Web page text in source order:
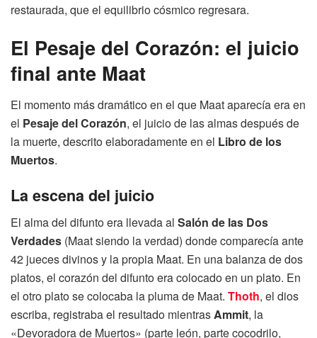
restaurada, que el equilibrio cósmico regresara.
El Pesaje del Corazón: el juicio
final ante Maat
El momento más dramático en el que Maat aparecía era en
el Pesaje del Corazón, el juicio de las almas después de
la muerte, descrito elaboradamente en el Libro de los
Muertos.
La escena del juicio
El alma del difunto era llevada al Salón de las Dos
Verdades (Maat siendo la verdad) donde comparecía ante
42 jueces divinos y la propia Maat. En una balanza de dos
platos, el corazón del difunto era colocado en un plato. En
el otro plato se colocaba la pluma de Maat. Thoth, el dios
escriba, registraba el resultado mientrasAmmit, la
«Devoradora de Muertos» (parte león, parte cocodrilo,